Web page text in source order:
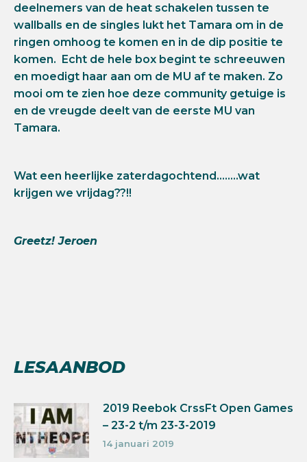
deelnemers van de heat schakelen tussen te
wallballs en de singles lukt het Tamara om in de
ringen omhoog te komen en in de dip positie te
komen. Echt de hele box begint te schreeuwen
en moedigt haar aan om de MU af te maken. Zo
mooi om te zien hoe deze community getuige is
en de vreugde deelt van de eerste MU van
Tamara.
Wat een heerlijke zaterdagochtend……..wat
krijgen we vrijdag??!!
Greetz! Jeroen
LESAANBOD
2019 Reebok CrssFt Open Games
– 23-2 t/m 23-3-2019
14 januari 2019